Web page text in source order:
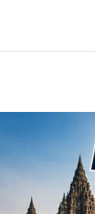
Harga
Avanza
Yogyakarta